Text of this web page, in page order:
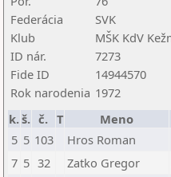
Federácia
SVK
Klub
MŠK KdV
ID nár.
7273
Fide ID
14944570
Rok narodenia 1972
k.š. č. T Meno
5 5 103 Hros Roman
7 5 32 Zatko Gregor